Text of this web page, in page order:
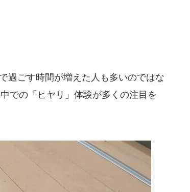
過ごす時間が増えた人も多いのではな
での「ヒヤリ」体験が多くの注目を